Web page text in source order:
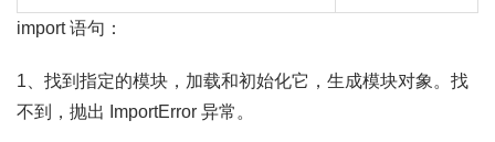
import 语句：
1、找到指定的模块，加载和初始化它，生成模块对象。找
不到，抛出 ImportError 异常。